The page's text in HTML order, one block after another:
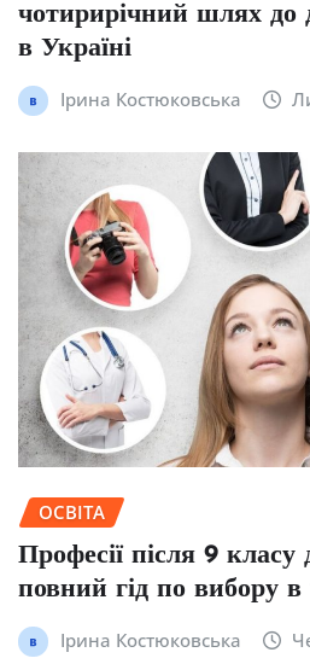
чотирирічний шлях до
в Україні
Ірина Костюковська
ОСВІТА
Професії після 9 класу
повний гід по вибору
Ірина Костюковська